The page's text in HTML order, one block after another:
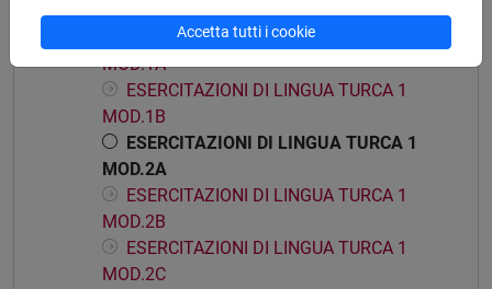
LINGUA TURCA 1
ESERCITAZIONI DI LINGUA TURCA 1
MOD.1A
ESERCITAZIONI DI LINGUA TURCA 1
MOD.1B
ESERCITAZIONI DI LINGUA TURCA 1
MOD.2A
ESERCITAZIONI DI LINGUA TURCA 1
MOD.2B
ESERCITAZIONI DI LINGUA TURCA 1
MOD.2C
Accetta tutti i cookie